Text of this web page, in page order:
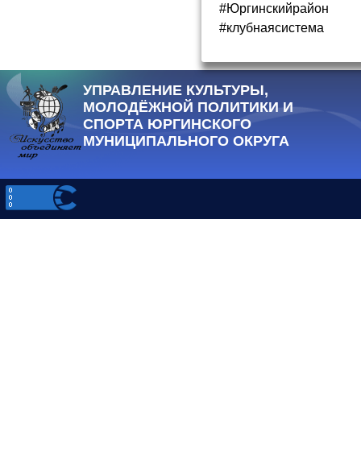
#Юргинскийрайон
#клубнаясистема
УПРАВЛЕНИЕ КУЛЬТУРЫ,
МОЛОДЁЖНОЙ ПОЛИТИКИ И
СПОРТА ЮРГИНСКОГО
МУНИЦИПАЛЬНОГО ОКРУГА